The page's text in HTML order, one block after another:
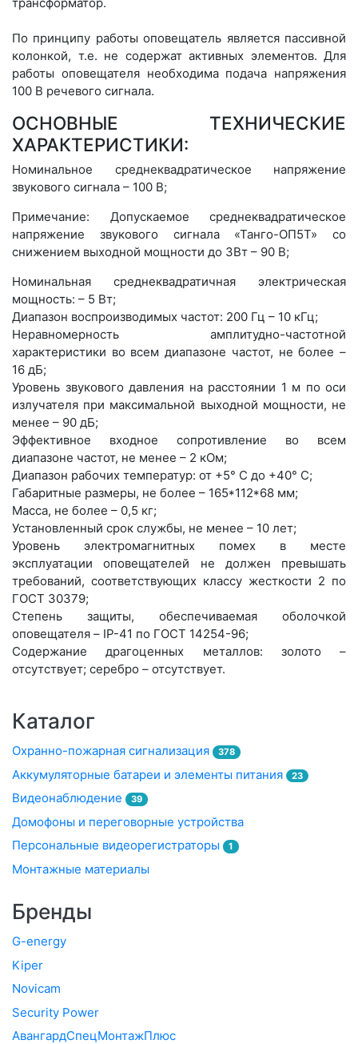
По принципу работы оповещатель является пассивной
колонкой, т.е. не содержат активных элементов. Для
работы оповещателя необходима подача напряжения
100 В речевого сигнала.
ОСНОВНЫЕ ТЕХНИЧЕСКИЕ
ХАРАКТЕРИСТИКИ:
Номинальное среднеквадратическое напряжение
звукового сигнала – 100 В;
Примечание: Допускаемое среднеквадратическое
напряжение звукового сигнала «Танго-ОП5Т» со
снижением выходной мощности до 3Вт – 90 В;
Номинальная среднеквадратичная электрическая
мощность: – 5 Вт;
Диапазон воспроизводимых частот: 200 Гц – 10 кГц;
Неравномерность амплитудно-частотной
характеристики во всем диапазоне частот, не более –
16 дБ;
Уровень звукового давления на расстоянии 1 м по оси
излучателя при максимальной выходной мощности, не
менее – 90 дБ;
Эффективное входное сопротивление во всем
диапазоне частот, не менее – 2 кОм;
Диапазон рабочих температур: от +5° С до +40° С;
Габаритные размеры, не более – 165*112*68 мм;
Масса, не более – 0,5 кг;
Установленный срок службы, не менее – 10 лет;
Уровень электромагнитных помех в месте
эксплуатации оповещателей не должен превышать
требований, соответствующих классу жесткости 2 по
ГОСТ 30379;
Степень защиты, обеспечиваемая оболочкой
оповещателя – IP-41 по ГОСТ 14254-96;
Содержание драгоценных металлов: золото –
отсутствует; серебро – отсутствует.
Каталог
Охранно-пожарная сигнализация 378
Аккумуляторные батареи и элементы питания 23
Видеонаблюдение 39
Домофоны и переговорные устройства
Персональные видеорегистраторы
1
Монтажные материалы
Бренды
G-energy
Kiper
Novicam
Security Power
АвангардСпецМонтажПлюс